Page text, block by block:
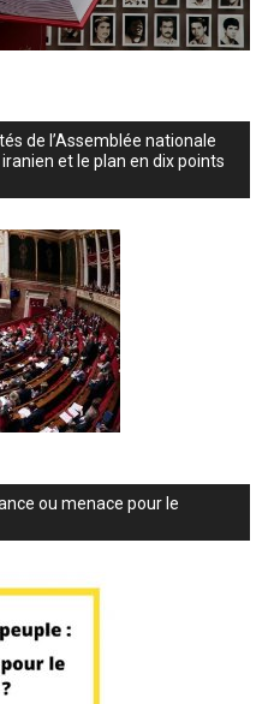
de l’Assemblée nationale
et le plan en dix points
ou menace pour le